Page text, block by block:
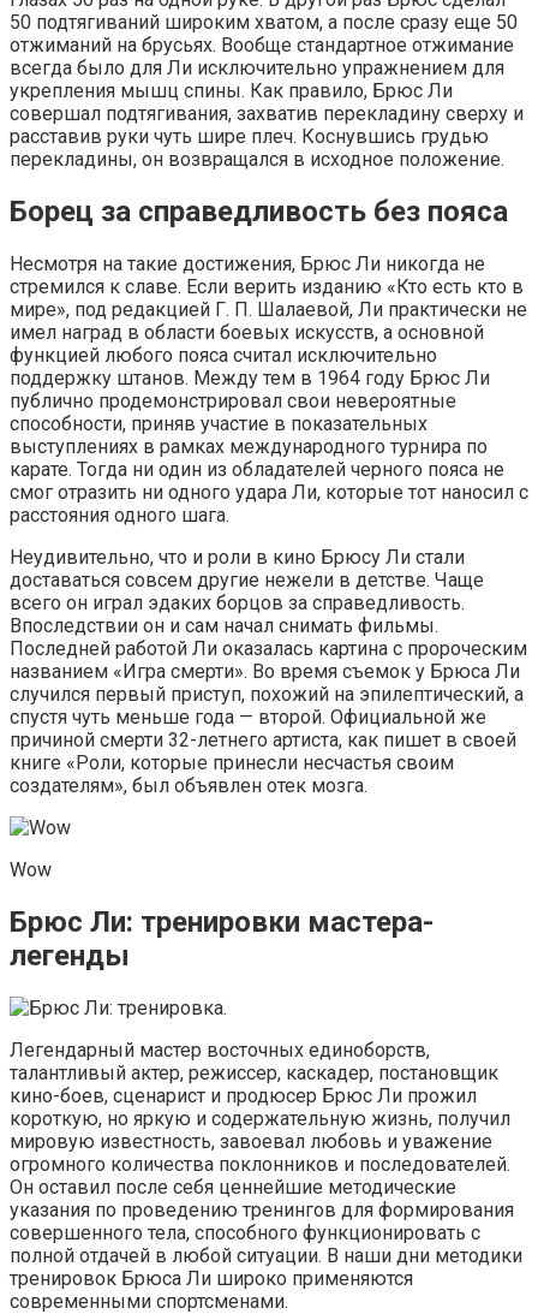
50 подтягиваний широким хватом, а после сразу еще 50
отжиманий на брусьях. Вообще стандартное отжимание
всегда было для Ли исключительно упражнением для
укрепления мышц спины. Как правило, Брюс Ли
совершал подтягивания, захватив перекладину сверху и
расставив руки чуть шире плеч. Коснувшись грудью
перекладины, он возвращался в исходное положение.
Борец за справедливость без пояса
Несмотря на такие достижения, Брюс Ли никогда не
стремился к славе. Если верить изданию «Кто есть кто в
мире», под редакцией Г. П. Шалаевой, Ли практически не
имел наград в области боевых искусств, а основной
функцией любого пояса считал исключительно
поддержку штанов. Между тем в 1964 году Брюс Ли
публично продемонстрировал свои невероятные
способности, приняв участие в показательных
выступлениях в рамках международного турнира по
карате. Тогда ни один из обладателей черного пояса не
смог отразить ни одного удара Ли, которые тот наносил с
расстояния одного шага.
Неудивительно, что и роли в кино Брюсу Ли стали
доставаться совсем другие нежели в детстве. Чаще
всего он играл эдаких борцов за справедливость.
Впоследствии он и сам начал снимать фильмы.
Последней работой Ли оказалась картина с пророческим
названием «Игра смерти». Во время съемок у Брюса Ли
случился первый приступ, похожий на эпилептический, а
спустя чуть меньше года — второй. Официальной же
причиной смерти 32-летнего артиста, как пишет в своей
книге «Роли, которые принесли несчастья своим
создателям», был объявлен отек мозга.
Wow
Брюс Ли: тренировки мастера-
легенды
Легендарный мастер восточных единоборств,
талантливый актер, режиссер, каскадер, постановщик
кино-боев, сценарист и продюсер Брюс Ли прожил
короткую, но яркую и содержательную жизнь, получил
мировую известность, завоевал любовь и уважение
огромного количества поклонников и последователей.
Он оставил после себя ценнейшие методические
указания по проведению тренингов для формирования
совершенного тела, способного функционировать с
полной отдачей в любой ситуации. В наши дни методики
тренировок Брюса Ли широко применяются
современными спортсменами.